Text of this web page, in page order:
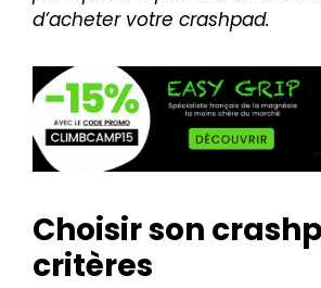
d’acheter votre crashpad.
Choisir son
critères